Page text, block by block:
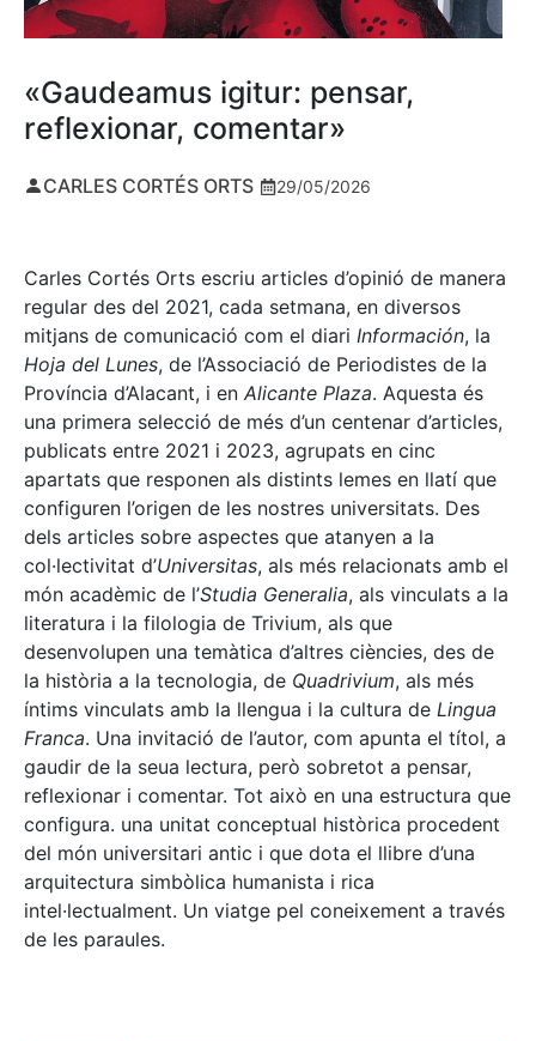
«Gaudeamus igitur: pensar,
reflexionar, comentar»
CARLES CORTÉS ORTS 29/05/2026
Carles Cortés Orts escriu articles d’opinió de manera
regular des del 2021, cada setmana, en diversos
mitjans de comunicació com el diari Información, la
Hoja del Lunes, de l’Associació de Periodistes de la
Província d’Alacant, i en Alicante Plaza. Aquesta és
una primera selecció de més d’un centenar d’articles,
publicats entre 2021 i 2023, agrupats en cinc
apartats que responen als distints lemes en llatí que
configuren l’origen de les nostres universitats. Des
dels articles sobre aspectes que atanyen a la
col·lectivitat d’Universitas, als més relacionats amb el
món acadèmic de l’Studia Generalia, als vinculats a la
literatura i la filologia de Trivium, als que
desenvolupen una temàtica d’altres ciències, des de
la història a la tecnologia, de Quadrivium, als més
íntims vinculats amb la llengua i la cultura de Lingua
Franca. Una invitació de l’autor, com apunta el títol, a
gaudir de la seua lectura, però sobretot a pensar,
reflexionar i comentar. Tot això en una estructura que
configura. una unitat conceptual històrica procedent
del món universitari antic i que dota el llibre d’una
arquitectura simbòlica humanista i rica
intel·lectualment. Un viatge pel coneixement a través
de les paraules.